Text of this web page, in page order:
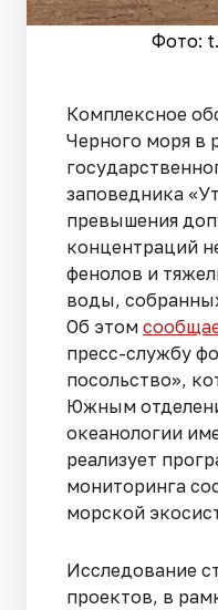
Фото:
Комплексное
Черного моря в
заповедника
превышения
концентраций
фенолов и
воды,
Об этом
пресс-службу
посольство»,
Южным
океанологии
реализует
мониторинга
морской
Исследование
проектов, в